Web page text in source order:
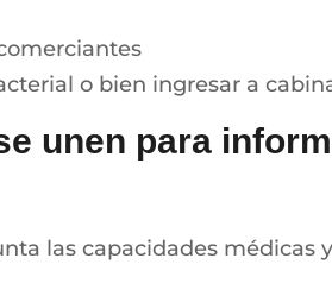
o bien ingresar a
unen para
las capacidades médicas